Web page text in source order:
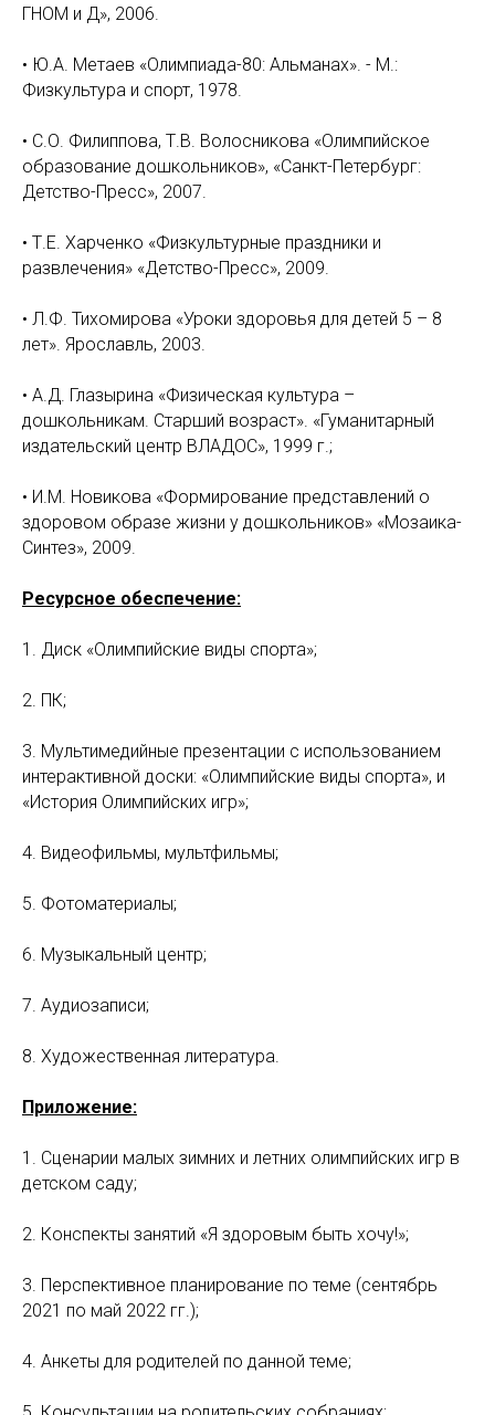
ГНОМ и Д», 2006.
• Ю.А. Метаев «Олимпиада-80: Альманах». - М.:
Физкультура и спорт, 1978.
• С.О. Филиппова, Т.В. Волосникова «Олимпийское
образование дошкольников», «Санкт-Петербург:
Детство-Пресс», 2007.
• Т.Е. Харченко «Физкультурные праздники и
развлечения» «Детство-Пресс», 2009.
• Л.Ф. Тихомирова «Уроки здоровья для детей 5 – 8
лет». Ярославль, 2003.
• А.Д. Глазырина «Физическая культура –
дошкольникам. Старший возраст». «Гуманитарный
издательский центр ВЛАДОС», 1999 г.;
• И.М. Новикова «Формирование представлений о
здоровом образе жизни у дошкольников» «Мозаика-
Синтез», 2009.
Ресурсное обеспечение:
1. Диск «Олимпийские виды спорта»;
2. ПК;
3. Мультимедийные презентации с использованием
интерактивной доски: «Олимпийские виды спорта», и
«История Олимпийских игр»;
4. Видеофильмы, мультфильмы;
5. Фотоматериалы;
6. Музыкальный центр;
7. Аудиозаписи;
8. Художественная литература.
Приложение:
1. Сценарии малых зимних и летних олимпийских игр в
детском саду;
2. Конспекты занятий «Я здоровым быть хочу!»;
3. Перспективное планирование по теме (сентябрь
2021 по май 2022 гг.);
4. Анкеты для родителей по данной теме;